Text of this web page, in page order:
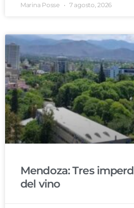
Marina Posse 7 agosto, 2026
Mendoza: Tres
del vino